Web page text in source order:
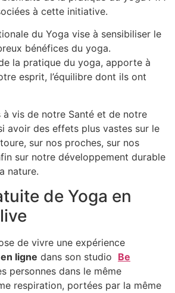
à cette initiative.
du Yoga vise à sensibiliser le
bénéfices du yoga.
la pratique du yoga, apporte à
esprit, l’équilibre dont ils ont
vis de notre Santé et de notre
avoir des effets plus vastes sur le
sur nos proches, sur nos
sur notre développement durable
nature.
de Yoga en
de vivre une expérience
ligne dans son studio Be
personnes dans le même
respiration, portées par la même